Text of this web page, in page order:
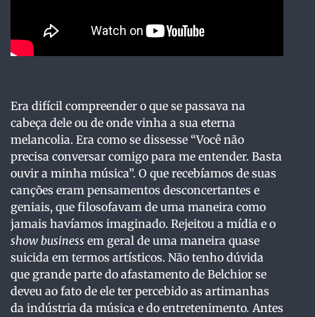
Era difícil compreender o que se passava na
cabeça dele ou de onde vinha a sua eterna
melancolia. Era como se dissesse “Você não
precisa conversar comigo para me entender. Basta
ouvir a minha música”. O que recebíamos de suas
canções eram pensamentos desconcertantes e
geniais, que filosofavam de uma maneira como
jamais havíamos imaginado. Rejeitou a mídia e o
show business em geral de uma maneira quase
suicida em termos artísticos. Não tenho dúvida
que grande parte do afastamento de Belchior se
deveu ao fato de ele ter percebido as artimanhas
da indústria da música e do entretenimento. Antes